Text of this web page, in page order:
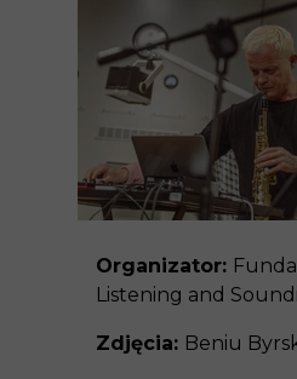
Organizator:
Listening and
Zdjęcia: Beniu